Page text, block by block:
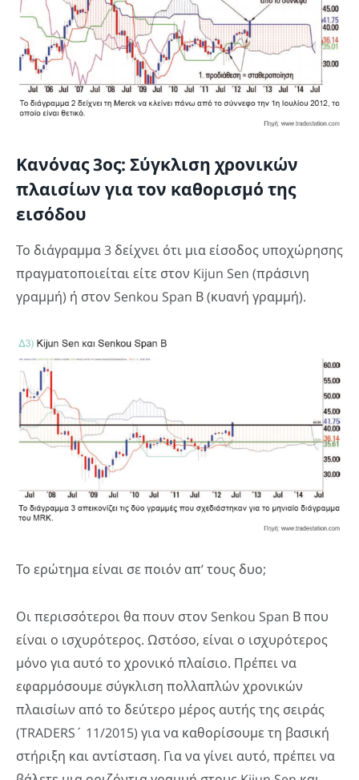
Κανόνας 3ος: Σύγκλιση χρονικών
πλαισίων για τον καθορισμό της
εισόδου
Το διάγραμμα 3 δείχνει ότι μια είσοδος υποχώρησης
πραγματοποιείται είτε στον Kijun Sen (πράσινη
γραμμή) ή στον Senkou Span Β (κυανή γραμμή).
Το ερώτημα είναι σε ποιόν απ’ τους δυο;
Οι περισσότεροι θα πουν στον Senkou Span Β που
είναι ο ισχυρότερος. Ωστόσο, είναι ο ισχυρότερος
μόνο για αυτό το χρονικό πλαίσιο. Πρέπει να
εφαρμόσουμε σύγκλιση πολλαπλών χρονικών
πλαισίων από το δεύτερο μέρος αυτής της σειράς
(TRADERS´ 11/2015) για να καθορίσουμε τη βασική
στήριξη και αντίσταση. Για να γίνει αυτό, πρέπει να